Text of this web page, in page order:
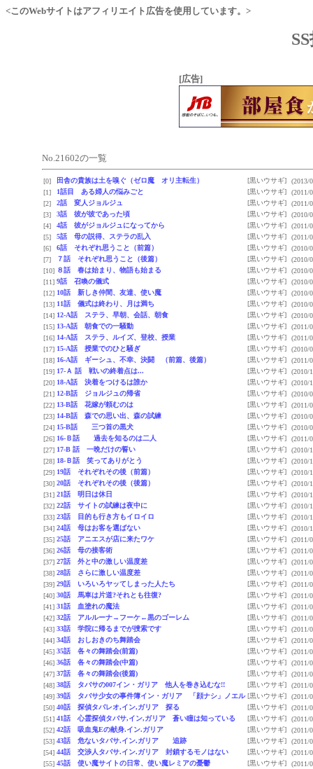
<このWebサイトはアフィリエイト広告を使用しています。>
[広告]
No.21602の一覧
[0] 田舎の貴族は土を嗅ぐ（ゼロ魔 オリ主転生） [黒いウサギ]
(2013/
[1]
1話目 ある婦人の悩みごと [黒いウサギ]
(2011/
[2]
2話 変人ジョルジュ [黒いウサギ]
(2011/
[3]
3話 彼が彼であった頃 [黒いウサギ]
(2010/
[4]
4話 彼がジョルジュになってから [黒いウサギ]
(2011/
[5]
5話 母の説得、ステラの乱入 [黒いウサギ]
(2011/
[6]
6話 それぞれ思うこと（前篇） [黒いウサギ]
(2010/
[7]
７話 それぞれ思うこと（後篇） [黒いウサギ]
(2010/
[10] ８話 春は始まり、物語も始まる [黒いウサギ]
(2010/
[11] 9話 召喚の儀式 [黒いウサギ]
(2010/
[12] 10話 新しき仲間、友達、使い魔 [黒いウサギ]
(2010/
[13] 11話 儀式は終わり、月は満ち [黒いウサギ]
(2010/
[14] 12-A話 ステラ、早朝、会話、朝食 [黒いウサギ]
(2010/
[15] 13-A話 朝食での一騒動 [黒いウサギ]
(2011/
[16] 14-A話 ステラ、ルイズ、登校、授業 [黒いウサギ]
(2011/
[17] 15‐A話 授業でのひと騒ぎ [黒いウサギ]
(2010/
[18] 16‐A話 ギーシュ、不幸、決闘 （前篇、後篇） [黒いウサギ]
(2011/
[19] 17‐Ａ 話 戦いの終着点は... [黒いウサギ]
(2010/
[20] 18-A話 決着をつけるは誰か [黒いウサギ]
(2010/
[21] 12-B話 ジョルジュの帰省 [黒いウサギ]
(2010/
[22] 13-B話 花嫁が頼むのは [黒いウサギ]
(2011/
[23] 14‐B話 森での思い出、森の試練 [黒いウサギ]
(2010/
[24] 15-B話 三つ首の黒犬 [黒いウサギ]
(2010/
[26] 16‐Ｂ話 過去を知るのは二人 [黒いウサギ]
(2011/
[27] 17‐B 話 一晩だけの誓い [黒いウサギ]
(2010/
[28] 18-Ｂ話 笑ってありがとう [黒いウサギ]
(2010/
[29] 19話 それぞれその後（前篇） [黒いウサギ]
(2010/
[30] 20話 それぞれその後（後篇） [黒いウサギ]
(2010/
[31] 21話 明日は休日 [黒いウサギ]
(2010/
[32] 22話 サイトの試練は夜中に [黒いウサギ]
(2010/
[33] 23話 目的も行き方もイロイロ [黒いウサギ]
(2010/
[34] 24話 母はお客を選ばない [黒いウサギ]
(2010/
[35] 25話 アニエスが店に来たワケ [黒いウサギ]
(2011/
[36] 26話 母の接客術 [黒いウサギ]
(2011/
[37] 27話 外と中の激しい温度差 [黒いウサギ]
(2011/
[38] 28話 さらに激しい温度差 [黒いウサギ]
(2011/
[39] 29話 いろいろヤッてしまった人たち [黒いウサギ]
(2011/
[40] 30話 馬車は片道?それとも往復? [黒いウサギ]
(2011/
[41] 31話 血塗れの魔法 [黒いウサギ]
(2011/
[42] 32話 アルルーナ→フーケ←黒のゴーレム [黒いウサギ]
(2011/
[43] 33話 学院に帰るまでが捜索です [黒いウサギ]
(2011/
[44] 34話 おしおきのち舞踏会 [黒いウサギ]
(2011/
[45] 35話 各々の舞踏会(前篇) [黒いウサギ]
(2011/
[46] 36話 各々の舞踏会(中篇) [黒いウサギ]
(2011/
[47] 37話 各々の舞踏会(後篇) [黒いウサギ]
(2011/
[48] 38話 タバサの007イン・ガリア 他人を巻き込むな!! [黒いウサギ]
(2011/
[49] 39話 タバサ少女の事件簿イン・ガリア 「顔ナシ」ノエル [黒いウサギ]
(2011/
[50] 40話 探偵タバレオ,イン,ガリア 探る [黒いウサギ]
(2011/
[51] 41話 心霊探偵タバサ,イン,ガリア 蒼い瞳は知っている [黒いウサギ]
(2011/
[52] 42話 吸血鬼Eの献身.イン.ガリア [黒いウサギ]
(2011/
[53] 43話 危ないタバサ.イン.ガリア 追跡 [黒いウサギ]
(2011/
[54] 44話 交渉人タバサ.イン.ガリア 封鎖するモノはない [黒いウサギ]
(2011/
[55] 45話 使い魔サイトの日常、使い魔レミアの憂鬱 [黒いウサギ]
(2011/